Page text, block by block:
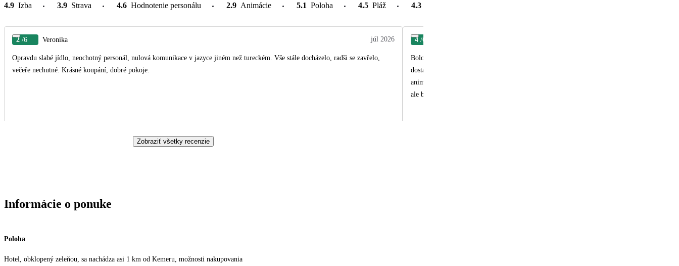
4.9 Izba 3.9 Strava 4.6 Hodnotenie personálu 2.9 Animácie 5.1 Poloha 4.5 Pláž 4.3
2 /6 Veronika júl 2026
Opravdu slabé jídlo, neochotný personál, nulová komunikace v jazyce jiném než tureckém. Vše stále docházelo, radši se zavřelo,
večeře nechutné. Krásné koupání, dobré pokoje.
4 /6
Bolo tam fajn hotel sme ohodnotili skrz toho že pracujeme v Rakúsku v hoteli ako chyžny
dostatočne upratana na 5hviezdickovy hotel na další deň sme im to dali upratať s tým že to
animatorov tých sme nevyužívali ale čo sme si tak všimli stále to iste do okolo nic take čo by malo
ale bolo tam malo lehatiek a dost zlý prístup do mora skrz kameňov ktoré boli bud veľké
Zobraziť všetky recenzie
Informácie o ponuke
Poloha
Hotel, obklopený zeleňou, sa nachádza asi 1 km od Kemeru, možnosti nakupovania